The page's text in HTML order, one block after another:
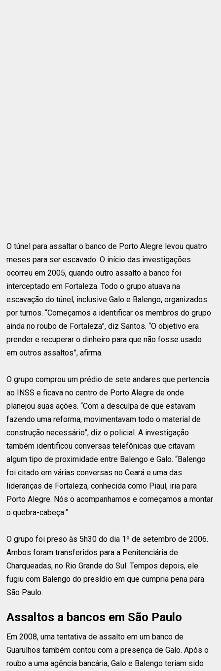
O túnel para assaltar o banco de Porto Alegre levou quatro
meses para ser escavado. O início das investigações
ocorreu em 2005, quando outro assalto a banco foi
interceptado em Fortaleza. Todo o grupo atuava na
escavação do túnel, inclusive Galo e Balengo, organizados
por turnos. “Começamos a identificar os membros do grupo
ainda no roubo de Fortaleza”, diz Santos. “O objetivo era
prender e recuperar o dinheiro para que não fosse usado
em outros assaltos”, afirma.
O grupo comprou um prédio de sete andares que pertencia
ao INSS e ficava no centro de Porto Alegre de onde
planejou suas ações. “Com a desculpa de que estavam
fazendo uma reforma, movimentavam todo o material de
construção necessário”, diz o policial. A investigação
também identificou conversas telefônicas que citavam
algum tipo de proximidade entre Balengo e Galo. “Balengo
foi citado em várias conversas no Ceará e uma das
lideranças de Fortaleza, conhecida como Piauí, iria para
Porto Alegre. Nós o acompanhamos e começamos a montar
o quebra-cabeça.”
O grupo foi preso às 5h30 do dia 1º de setembro de 2006.
Ambos foram transferidos para a Penitenciária de
Charqueadas, no Rio Grande do Sul. Tempos depois, ele
fugiu com Balengo do presídio em que cumpria pena para
São Paulo.
Assaltos a bancos em São Paulo
Em 2008, uma tentativa de assalto em um banco de
Guarulhos também contou com a presença de Galo. Após o
roubo a uma agência bancária, Galo e Balengo teriam sido